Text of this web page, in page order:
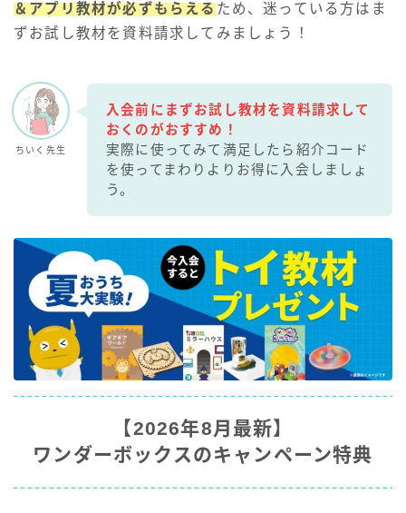
＆アプリ教材が必ずもらえる ため、迷っている方はま
ずお試し教材を資料請求してみましょう！
ちいく先生
入会前にまずお試し教材を資料請求して
おくのがおすすめ！
実際に使ってみて満足したら紹介コード
を使ってまわりよりお得に入会しましょ
う。
【2026年8月最新】
ワンダーボックスのキャンペーン特典